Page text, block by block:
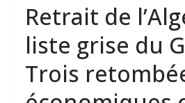
Retrait de
liste grise du
Trois